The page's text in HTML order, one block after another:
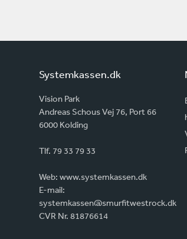
Systemkassen.dk
Vision Park
Andreas Schous Vej 76, Port 66
6000 Kolding
Tlf. 79 33 79 33
Web:www.systemkassen.dk
E-mail:
systemkassen@smurfitwestrock.dk
CVR Nr. 81876614